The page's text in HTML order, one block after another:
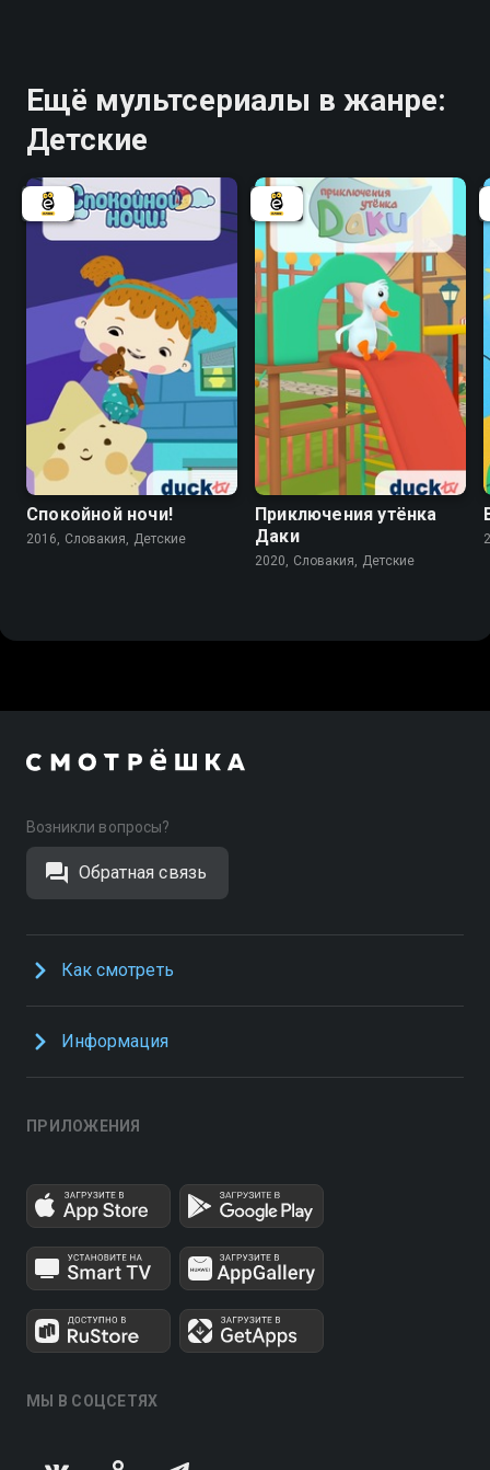
Ещё мультсериалы в жанре:
Детские
Спокойной ночи!
2016, Словакия, Детские
Приключения утёнка
Даки
2020, Словакия, Детские
Возникли вопросы?
Обратная связь
Как смотреть
Информация
ПРИЛОЖЕНИЯ
МЫ В СОЦСЕТЯХ